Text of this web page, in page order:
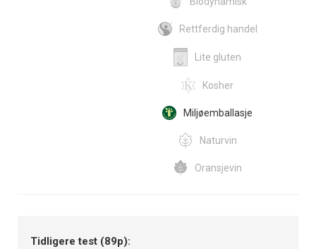
Rettferdig handel
Lite gluten
Kosher
Miljøemballasje
Naturvin
Oransjevin
Tidligere test (89p):